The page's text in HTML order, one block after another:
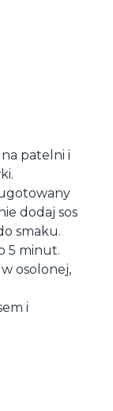
patelni i
dodaj sos
smaku.
5 minut.
osolonej,
i